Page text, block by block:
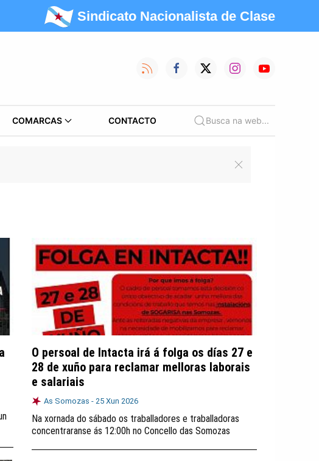
Sindicato Nacionalista de Clase
COMARCAS CONTACTO Busca na web...
O persoal de Intacta irá á folga os días 27 e
28 de xuño para reclamar melloras laborais
e salariais
As Somozas - 25 Xun 2026
Na xornada do sábado os traballadores e traballadoras
concentraranse ás 12:00h no Concello das Somozas